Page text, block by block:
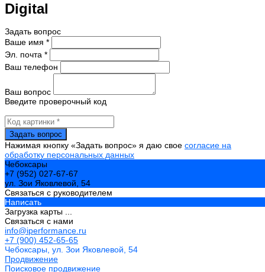
Digital
Задать вопрос
Ваше имя *
Эл. почта *
Ваш телефон
Ваш вопрос
Введите проверочный код
Нажимая кнопку «Задать вопрос» я даю свое согласие на
обработку персональных данных
Чебоксары
+7 (952) 027-67-67
ул. Зои Яковлевой, 54
Связаться с руководителем
Написать
Загрузка карты ...
Связаться с нами
info@iperformance.ru
+7 (900) 452-65-65
Чебоксары, ул. Зои Яковлевой, 54
Продвижение
Поисковое продвижение